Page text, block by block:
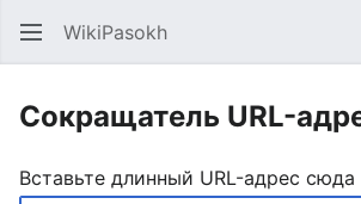
WikiPasokh
Сокращатель URL-
Вставьте длинный URL-адрес сюда